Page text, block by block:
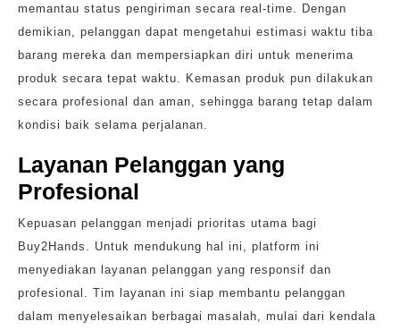
memantau status pengiriman secara real-time. Dengan
demikian, pelanggan dapat mengetahui estimasi waktu tiba
barang mereka dan mempersiapkan diri untuk menerima
produk secara tepat waktu. Kemasan produk pun dilakukan
secara profesional dan aman, sehingga barang tetap dalam
kondisi baik selama perjalanan.
Layanan Pelanggan yang
Profesional
Kepuasan pelanggan menjadi prioritas utama bagi
Buy2Hands. Untuk mendukung hal ini, platform ini
menyediakan layanan pelanggan yang responsif dan
profesional. Tim layanan ini siap membantu pelanggan
dalam menyelesaikan berbagai masalah, mulai dari kendala